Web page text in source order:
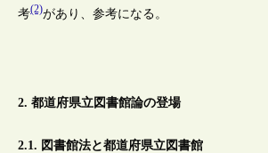
考(2)があり、参考になる。
2. 都道府県立図書館論の登場
2.1. 図書館法と都道府県立図書館